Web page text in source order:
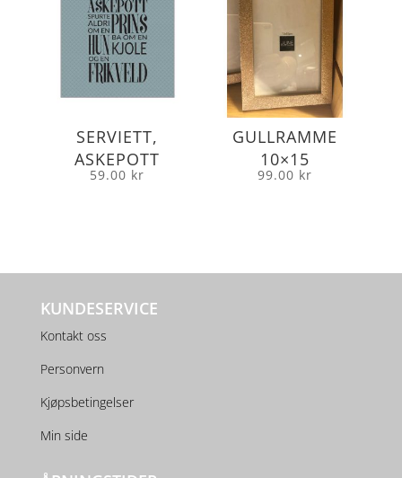
SERVIETT,
ASKEPOTT
59.00 kr
GULLRAMME
10×15
99.00 kr
KUNDESERVICE
Kontakt oss
Personvern
Kjøpsbetingelser
Min side